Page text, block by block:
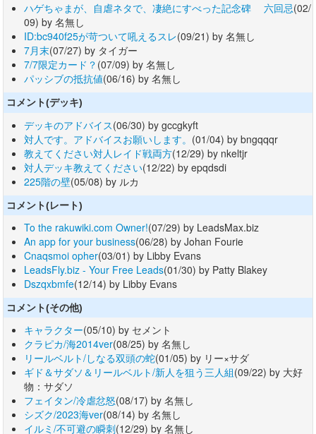
ハゲちゃまが、自虐ネタで、凄絶にすべった記念碑 六回忌(02/
09) by 名無し
ID:bc940f25が苛ついて吼えるスレ(09/21) by 名無し
7月末(07/27) by タイガー
7/7限定カード？ (07/09) by 名無し
パッシブの抵抗値(06/16) by 名無し
コメント(デッキ)
デッキのアドバイス(06/30) by gccgkyft
対人です。アドバイスお願いします。 (01/04) by bngqqqr
教えてください対人レイド戦両方(12/29) by nkeltjr
対人デッキ教えてください(12/22) by epqdsdi
225階の壁(05/08) by ルカ
コメント(レート)
To the rakuwiki.com Owner!(07/29) by LeadsMax.biz
An app for your business(06/28) by Johan Fourie
Cnaqsmoi opher(03/01) by Libby Evans
LeadsFly.biz - Your Free Leads(01/30) by Patty Blakey
Dszqxbmfe(12/14) by Libby Evans
コメント(その他)
キャラクター(05/10) by セメント
クラピカ/海2014ver(08/25) by 名無し
リールベルト/しなる双頭の蛇(01/05) by リー×サダ
ギド＆サダソ＆リールベルト/新人を狙う三人組(09/22) by 大好
物：サダソ
フェイタン/冷虐忿怒(08/17) by 名無し
シズク/2023海ver(08/14) by 名無し
イルミ/不可避の瞬刺(12/29) by 名無し